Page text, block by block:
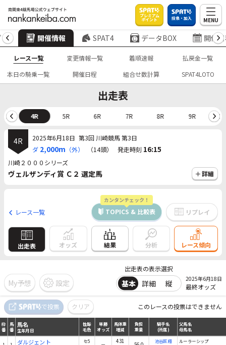
プレミアム
ポイント 投票・加入 MENU
開催情報 SPAT4 データBOX 開催
レース一覧 変更情報一覧 着順速報
払戻金一覧
本日の騎乗一覧
開催日程 組合せ数計算 SPAT4LOTO
出走表
4R 5R 6R 7R 8R 9R
4R 2025年6月18日 第3回 川崎競馬 第3日
ダ 2,000m （外） （14頭） 発走時刻 16:15
川崎２０００シリーズ
ヴェルザンディ賞 Ｃ２ 選定馬 詳細
レース一覧
カンタンチェック！
TOPICS & 比較表 リプレイ
出走表 オッズ 結果 分析 レース傾向
で投票 クリア このレースの投票はできません
My予想 設定
出走表の表示選択
基本 詳細 縦 2025年6月18日
最終オッズ
枠
番
馬
番
馬名
性齢
毛色
負担
重量
騎手名
(所属)
父馬名
母馬名
枠
番
馬
番
馬名
生年月日
性齢
毛色
単勝
オッズ
馬体重
増減
負担
重量
騎手名
(所属)
父馬名
母馬名
ダルジェント セ5
431
池谷匠翔 ルーラーシップ